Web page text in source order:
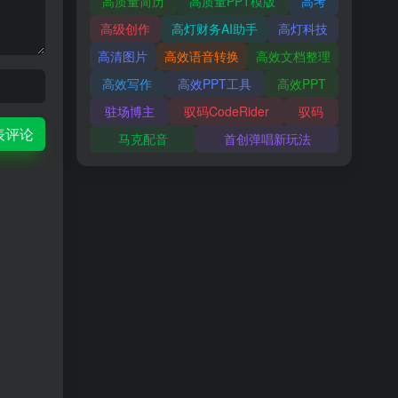
评论
高级创作
高灯财务AI助手
高灯科技
高清图片
高效语音转换
高效文档整理
高效写作
高效PPT工具
高效PPT
驻场博主
驭码CodeRider
驭码
马克配音
首创弹唱新玩法